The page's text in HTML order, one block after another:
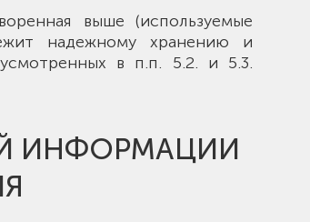
выше (используемые
надежному хранению и
в п.п. 5.2. и 5.3.
ИНФОРМАЦИИ